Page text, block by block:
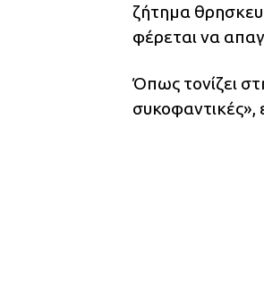
ζήτημα
φέρεται να
Όπως τονίζει
συκοφαντικές»,